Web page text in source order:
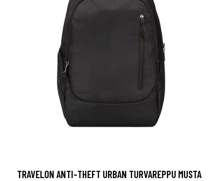
TRAVELON ANTI-THEFT URBAN TURVAREPPU MUSTA